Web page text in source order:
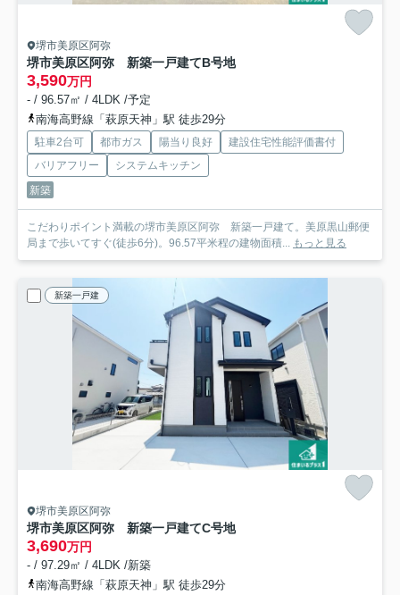
堺市美原区阿弥
堺市美原区阿弥 新築一戸建てB号地
3,590万円
- / 96.57㎡ / 4LDK /予定
南海高野線「萩原天神」駅 徒歩29分
駐車2台可 都市ガス 陽当り良好
建設住宅性能評価書付
バリアフリー
システムキッチン
新築
こだわりポイント満載の堺市美原区阿弥 新築一戸建て。美原黒山郵便
局まで歩いてすぐ(徒歩6分)。96.57平米程の建物面積...
もっと見る
新築一戸建
堺市美原区阿弥
堺市美原区阿弥 新築一戸建てC号地
3,690万円
- / 97.29㎡ / 4LDK /新築
南海高野線「萩原天神」駅 徒歩29分